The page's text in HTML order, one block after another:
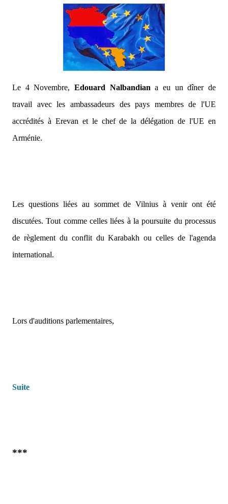
Le 4 Novembre, Edouard Nalbandian a eu un dîner de
travail avec les ambassadeurs des pays membres de l'UE
accrédités à Erevan et le chef de la délégation de l'UE en
Arménie.
Les questions liées au sommet de Vilnius à venir ont été
discutées. Tout comme celles liées à la poursuite du processus
de règlement du conflit du Karabakh ou celles de l'agenda
international.
Lors d'auditions parlementaires,
Suite
***